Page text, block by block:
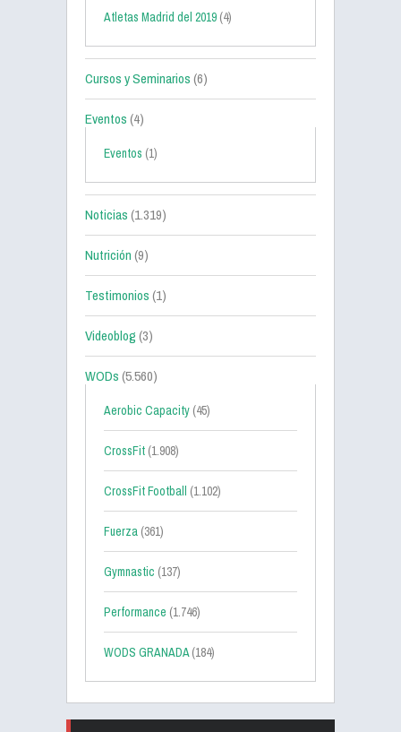
Atletas Madrid del 2019 (4)
Cursos y Seminarios(6)
Eventos(4)
Eventos (1)
Noticias(1.319)
Nutrición(9)
Testimonios(1)
Videoblog(3)
WODs(5.560)
Aerobic Capacity (45)
CrossFit (1.908)
CrossFit Football (1.102)
Fuerza (361)
Gymnastic (137)
Performance (1.746)
WODS GRANADA(184)